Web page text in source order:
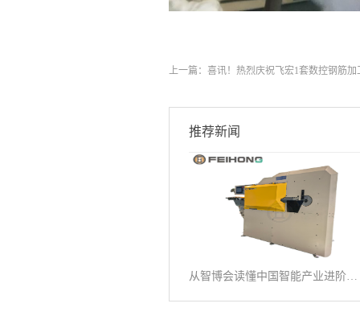
上一篇： 喜讯！热烈庆祝飞宏1套数控钢筋
推荐新闻
从智博会读懂中国智能产业进阶之路